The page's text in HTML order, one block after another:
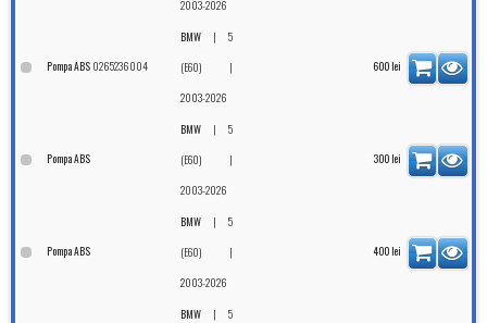
2003-2026
Pompa ABS 0265236004
BMW |5
(E60) |
2003-2026
600 lei
Pompa ABS
BMW |5
(E60) |
2003-2026
300 lei
Pompa ABS
BMW |5
(E60) |
2003-2026
400 lei
BMW |5